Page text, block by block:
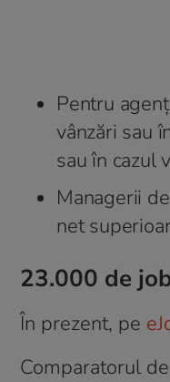
Pentru
vânzări sau
sau în cazul
Managerii
net
23.000 de
În prezent, pe
Comparatorul